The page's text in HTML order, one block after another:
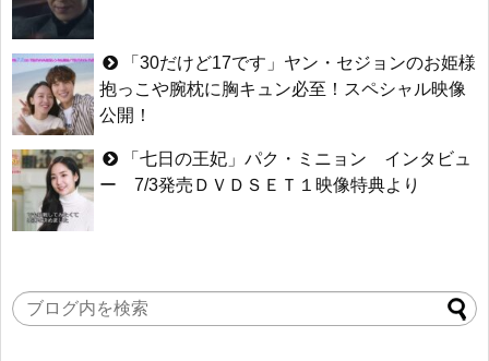
「30だけど17です」ヤン・セジョンのお姫様
抱っこや腕枕に胸キュン必至！スペシャル映像
公開！
「七日の王妃」パク・ミニョン インタビュ
ー 7/3発売ＤＶＤＳＥＴ１映像特典より